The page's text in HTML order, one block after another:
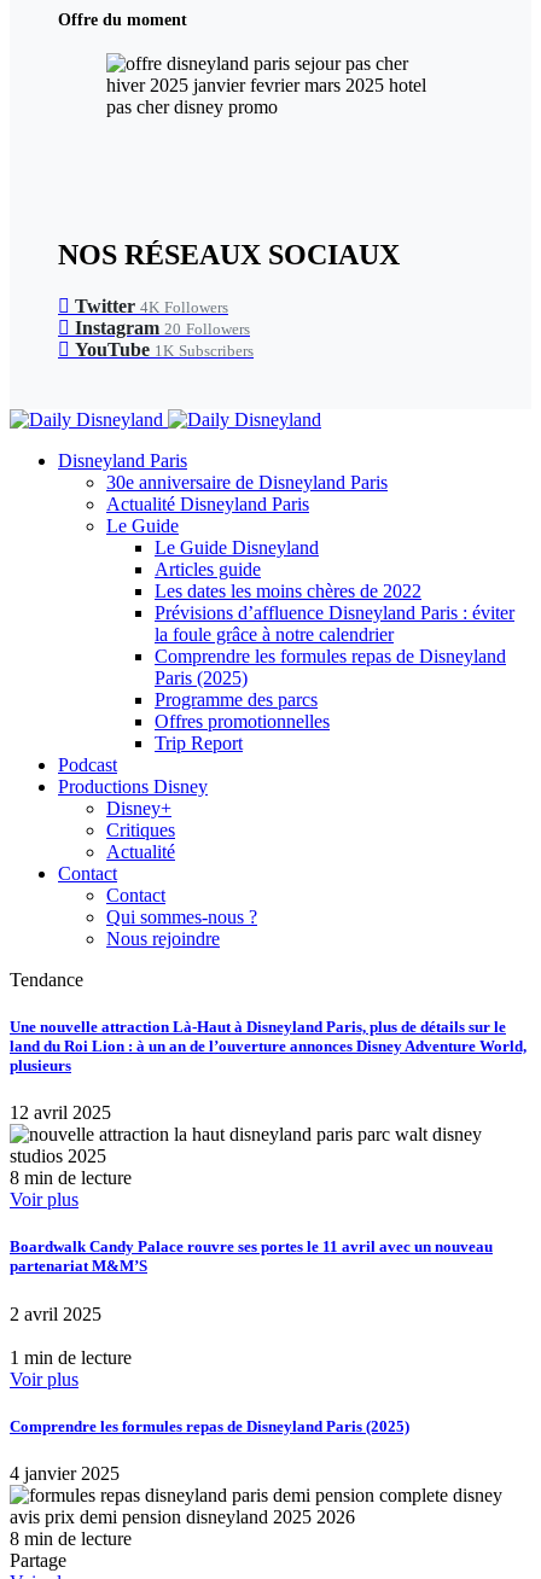
Offre du moment
NOS RÉSEAUX SOCIAUX
Twitter 4K Followers
Instagram 20 Followers
YouTube 1K Subscribers
Disneyland Paris
30e anniversaire de Disneyland Paris
Actualité Disneyland Paris
Le Guide
Le Guide Disneyland
Articles guide
Les dates les moins chères de 2022
Prévisions d’affluence Disneyland Paris : éviter
la foule grâce à notre calendrier
Comprendre les formules repas de Disneyland
Paris (2025)
Programme des parcs
Offres promotionnelles
Trip Report
Podcast
Productions Disney
Disney+
Critiques
Actualité
Contact
Contact
Qui sommes-nous ?
Nous rejoindre
Tendance
Une nouvelle attraction Là-Haut à Disneyland Paris, plus de détails sur le
land du Roi Lion : à un an de l’ouverture annonces Disney Adventure World,
plusieurs
12 avril 2025
8 min de lecture
Voir plus
Boardwalk Candy Palace rouvre ses portes le 11 avril avec un nouveau
partenariat M&M’S
2 avril 2025
1 min de lecture
Voir plus
Comprendre les formules repas de Disneyland Paris (2025)
4 janvier 2025
8 min de lecture
Partage